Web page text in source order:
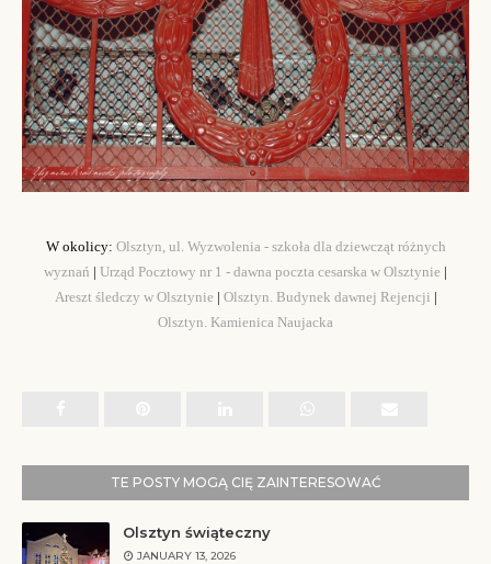
W okolicy: Olsztyn, ul. Wyzwolenia - szkoła dla dziewcząt różnych
wyznań | Urząd Pocztowy nr 1 - dawna poczta cesarska w Olsztynie |
Areszt śledczy w Olsztynie | Olsztyn. Budynek dawnej Rejencji |
Olsztyn. Kamienica Naujacka
TE POSTY MOGĄ CIĘ ZAINTERESOWAĆ
Olsztyn świąteczny
JANUARY 13, 2026